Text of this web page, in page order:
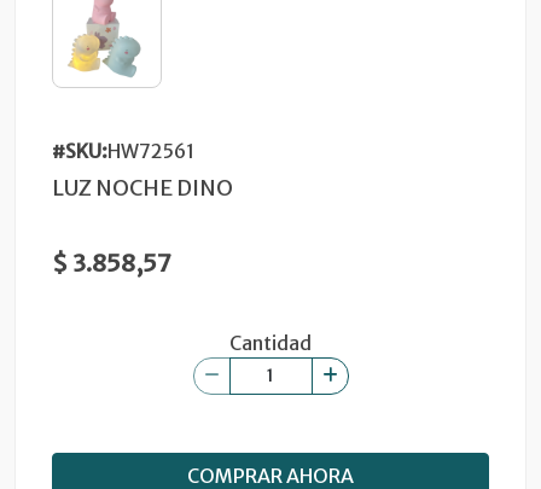
#SKU:HW72561
LUZ NOCHE DINO
$ 3.858,57
Cantidad
COMPRAR AHORA